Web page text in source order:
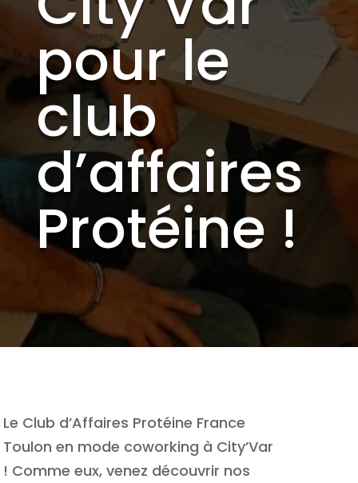
pour le
club
d’affaires
Protéine !
Le Club d’Affaires Protéine France
Toulon en mode coworking à City’Var
! Comme eux, venez découvrir nos